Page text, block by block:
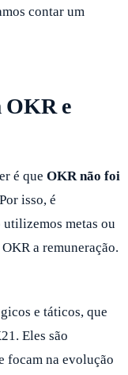
contar um
OKR e
é que OKR não foi
isso, é
metas ou
a remuneração.
e táticos, que
Eles são
focam na evolução